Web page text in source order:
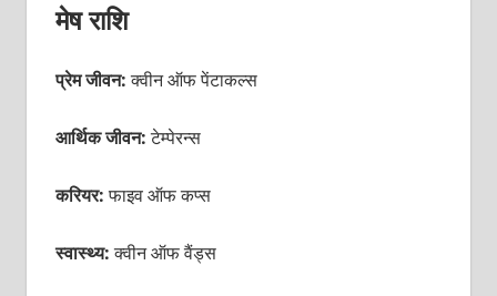
मेष राशि
प्रेम जीवन:क्वीन ऑफ पेंटाकल्स
आर्थिक जीवन:टेम्पेरन्स
करियर:फाइव ऑफ कप्स
स्वास्थ्य:क्वीन ऑफ वैंड्स